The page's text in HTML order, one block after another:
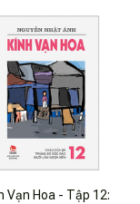
Vạn Hoa - Tập 12: